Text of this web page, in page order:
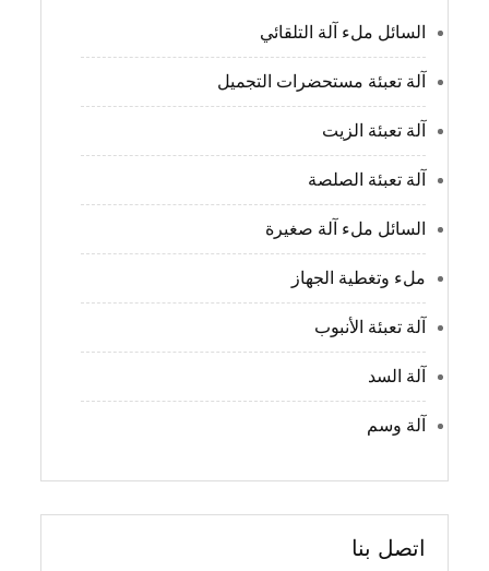
السائل ملء آلة التلقائي
آلة تعبئة مستحضرات التجميل
آلة تعبئة الزيت
آلة تعبئة الصلصة
السائل ملء آلة صغيرة
ملء وتغطية الجهاز
آلة تعبئة الأنبوب
آلة السد
آلة وسم
اتصل بنا